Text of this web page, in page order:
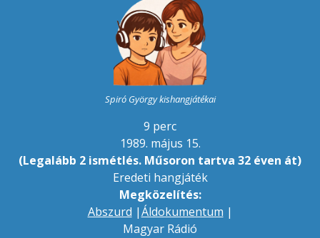
Spiró György kishangjátékai
9 perc
1989. május 15.
(Legalább 2 ismétlés. Műsoron tartva 32 éven át)
Eredeti hangjáték
Megközelítés:
Abszurd |Áldokumentum |
Magyar Rádió